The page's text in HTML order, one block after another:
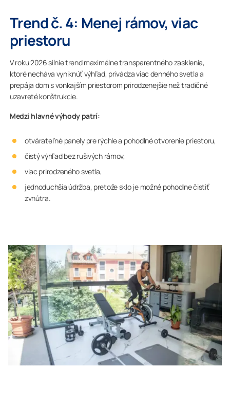
Trend č. 4: Menej rámov, viac
priestoru
V roku 2026 silnie trend maximálne transparentného zasklenia,
ktoré necháva vyniknúť výhľad, privádza viac denného svetla a
prepája dom s vonkajším priestorom prirodzenejšie než tradičné
uzavreté konštrukcie.
Medzi hlavné výhody patrí:
otvárateľné panely pre rýchle a pohodlné otvorenie priestoru,
čistý výhľad bez rušivých rámov,
viac prirodzeného svetla,
jednoduchšia údržba, pretože sklo je možné pohodlne čistiť
zvnútra.